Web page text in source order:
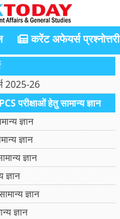
करेंट अफेयर्स प्रश्नोत्तरी
2025-26
परीक्षाओं हेतु सामान्य ज्ञान
ज्ञान
ज्ञान
ज्ञान
ज्ञान
ज्ञान
ज्ञान